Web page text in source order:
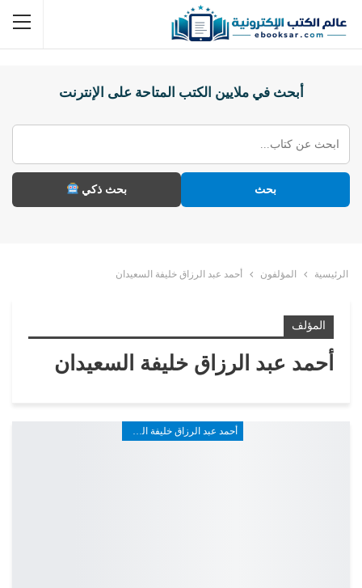
أبحث في ملايين الكتب المتاحة على الإنترنت
بحث بحث ذكي
الرئيسية المؤلفون أحمد عبد الرزاق خليفة السعيدان
المؤلف
أحمد عبد الرزاق خليفة السعيدان
أحمد عبد الرزاق خليفة السعيدان